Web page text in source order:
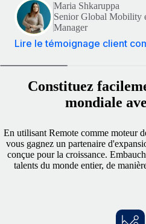
Maria Shkaruppa
Senior Global Mobility
Manager
Lire le témoignage client
Constituez
mondiale
En utilisant Remote comme moteur
vous gagnez un partenaire
conçue pour la croissance.
talents du monde entier, de